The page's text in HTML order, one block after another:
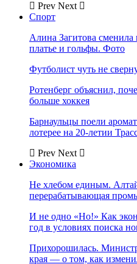
Prev Next
Спорт
Алина Загитова
платье и гольфы. Фото
Футболист чуть не
Ротенберг объяснил,
больше хоккея
Барнаульцы поели
лотерее на 20-летии
Prev Next
Экономика
Не хлебом единым.
перерабатывающая
И не одно «Но!» Как
год в условиях поиска
Прихорошилась.
края — о том, как